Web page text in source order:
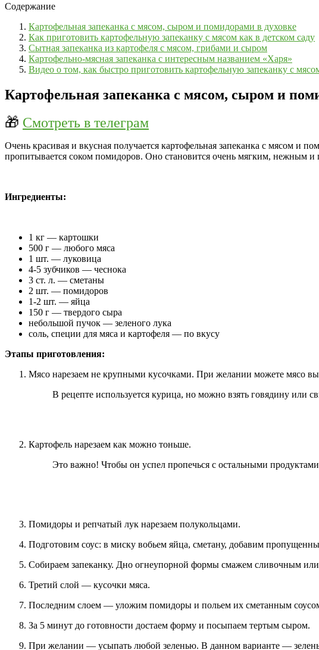
Содержание
Картофельная запеканка с мясом, сыром и помидорами в духовке
Как приготовить картофельную запеканку с мясом как в детском саду
Сытная запеканка из картофеля с мясом, грибами и сыром
Картофельно-мясная запеканка с интересным названием «Харя»
Видео о том, как быстро приготовить картофельную запеканку с
Картофельная запеканка с мясом, сыром и
🎁 Смотреть в телеграм
Очень красивая и вкусная получается картофельная запеканка с мясом и
пропитывается соком помидоров. Оно становится очень мягким, нежным и
Ингредиенты:
1 кг — картошки
500 г — любого мяса
1 шт. — луковица
4-5 зубчиков — чеснока
3 ст. л. — сметаны
2 шт. — помидоров
1-2 шт. — яйца
150 г — твердого сыра
небольшой пучок — зеленого лука
соль, специи для мяса и картофеля — по вкусу
Этапы приготовления:
Мясо нарезаем не крупными кусочками. При желании можете мясо
В рецепте используется курица, но можно взять говядину или
Картофель нарезаем как можно тоньше.
Это важно! Чтобы он успел пропечься с остальными
Помидоры и репчатый лук нарезаем полукольцами.
Подготовим соус: в миску вобьем яйца, сметану, добавим
Собираем запеканку. Дно огнеупорной формы смажем сливочным
Третий слой — кусочки мяса.
Последним слоем — уложим помидоры и польем их сметанным
За 5 минут до готовности достаем форму и посыпаем тертым сыром.
При желании — усыпать любой зеленью. В данном варианте —